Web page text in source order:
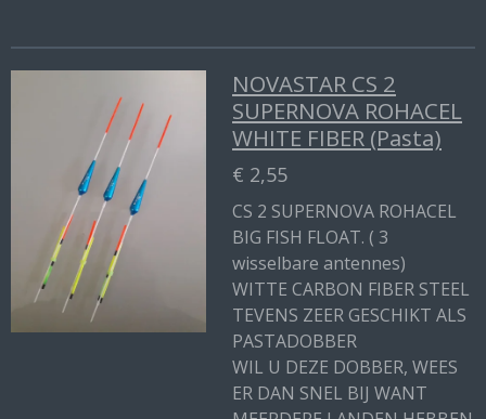
NOVASTAR CS 2
SUPERNOVA ROHACEL
WHITE FIBER (Pasta)
€ 2,55
CS 2 SUPERNOVA ROHACEL
BIG FISH FLOAT. ( 3
wisselbare antennes)
WITTE CARBON FIBER STEEL
TEVENS ZEER GESCHIKT ALS
PASTADOBBER
WIL U DEZE DOBBER, WEES
ER DAN SNEL BIJ WANT